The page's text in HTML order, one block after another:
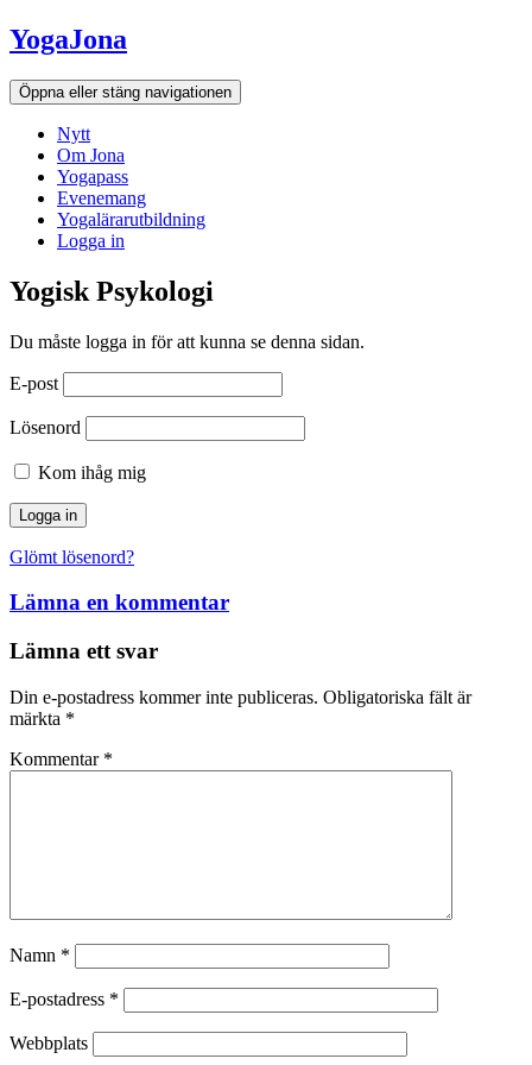
Hoppa
till
innehållet
YogaJona
Öppna eller stäng navigationen
Nytt
Om Jona
Yogapass
Evenemang
Yogalärarutbildning
Logga in
Yogisk Psykologi
Du måste logga in för att kunna se denna sidan.
E-post
Lösenord
Kom ihåg mig
Glömt lösenord?
Lämna en kommentar
Lämna ett svar
Din e-postadress kommer inte publiceras. Obligatoriska fält är
märkta *
Kommentar *
Namn *
E-postadress *
Webbplats
Dessa kakor
går inte att
välja bort. De
behövs för att
hemsidan
över huvud
taget ska
fungera.
Statistik
kunna
hemsidans
funktionalitet
uppbyggnad,
För att vår
hemsida ska
prestera så
bra som
möjligt
under ditt
besök. Om